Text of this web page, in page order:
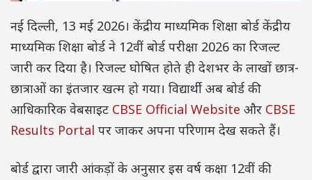
नई दिल्ली, 13 मई 2026। केंद्रीय माध्यमिक शिक्षा बोर्ड केंद्रीय
माध्यमिक शिक्षा बोर्ड ने 12वीं बोर्ड परीक्षा 2026 का रिजल्ट
जारी कर दिया है। रिजल्ट घोषित होते ही देशभर के लाखों छात्र-
छात्राओं का इंतजार खत्म हो गया। विद्यार्थी अब बोर्ड की
आधिकारिक वेबसाइट CBSE Official Website और CBSE
Results Portal पर जाकर अपना परिणाम देख सकते हैं।
बोर्ड द्वारा जारी आंकड़ों के अनुसार इस वर्ष कक्षा 12वीं की